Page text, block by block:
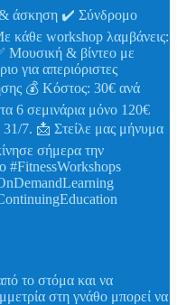
άσκηση ✔️ Σύνδρομο
κάθε workshop λαμβάνεις:
Μουσική & βίντεο με
για απεριόριστες
💰 Κόστος: 30€ ανά
6 σεμινάρια μόνο 120€
7. 📩 Στείλε μας μήνυμα
σήμερα την
#FitnessWorkshops